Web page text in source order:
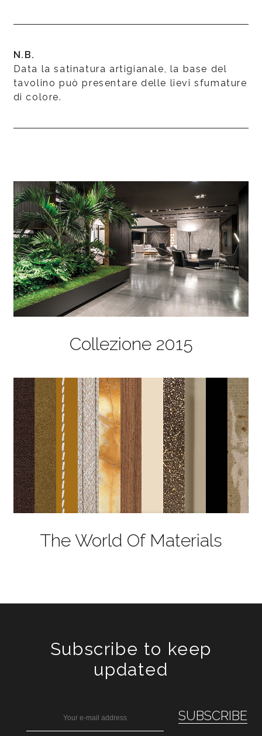
N.B.
Data la satinatura artigianale, la base del
tavolino può presentare delle lievi sfumature
di colore.
Collezione 2015
The World Of Materials
Subscribe to keep
updated